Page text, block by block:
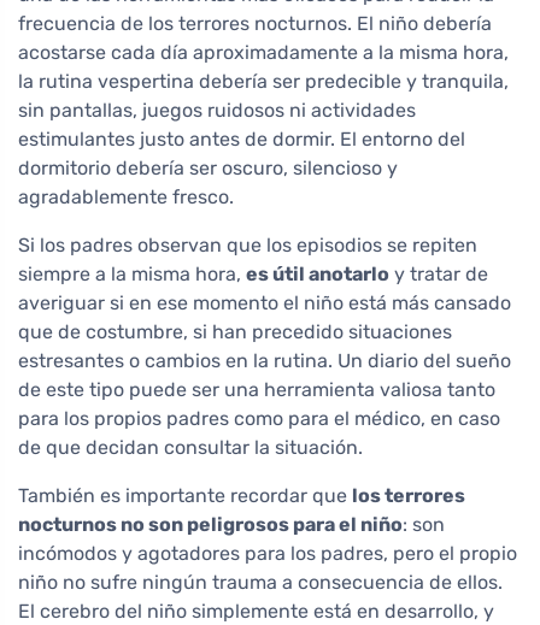
frecuencia de los terrores nocturnos. El niño debería
acostarse cada día aproximadamente a la misma hora,
la rutina vespertina debería ser predecible y tranquila,
sin pantallas, juegos ruidosos ni actividades
estimulantes justo antes de dormir. El entorno del
dormitorio debería ser oscuro, silencioso y
agradablemente fresco.
Si los padres observan que los episodios se repiten
siempre a la misma hora, es útil anotarlo y tratar de
averiguar si en ese momento el niño está más cansado
que de costumbre, si han precedido situaciones
estresantes o cambios en la rutina. Un diario del sueño
de este tipo puede ser una herramienta valiosa tanto
para los propios padres como para el médico, en caso
de que decidan consultar la situación.
También es importante recordar que los terrores
nocturnos no son peligrosos para el niño: son
incómodos y agotadores para los padres, pero el propio
niño no sufre ningún trauma a consecuencia de ellos.
El cerebro del niño simplemente está en desarrollo, y